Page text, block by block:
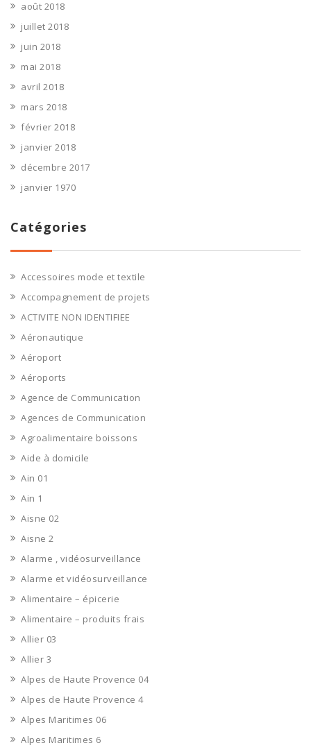
août 2018
juillet 2018
juin 2018
mai 2018
avril 2018
mars 2018
février 2018
janvier 2018
décembre 2017
janvier 1970
Catégories
Accessoires mode et textile
Accompagnement de projets
ACTIVITE NON IDENTIFIEE
Aéronautique
Aéroport
Aéroports
Agence de Communication
Agences de Communication
Agroalimentaire boissons
Aide à domicile
Ain 01
Ain 1
Aisne 02
Aisne 2
Alarme , vidéosurveillance
Alarme et vidéosurveillance
Alimentaire – épicerie
Alimentaire – produits frais
Allier 03
Allier 3
Alpes de Haute Provence 04
Alpes de Haute Provence 4
Alpes Maritimes 06
Alpes Maritimes 6